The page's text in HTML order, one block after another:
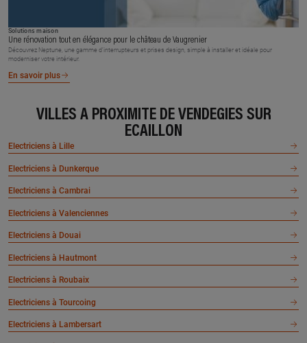
Solutions maison
Une rénovation tout en élégance pour le château de Vaugrenier
Découvrez Neptune, une gamme d’interrupteurs et prises design, simple à installer et idéale pour
moderniser votre intérieur.
En savoir plus
VILLES À PROXIMITÉ DE VENDEGIES SUR
ECAILLON
Electriciens à Lille
Electriciens à Dunkerque
Electriciens à Cambrai
Electriciens à Valenciennes
Electriciens à Douai
Electriciens à Hautmont
Electriciens à Roubaix
Electriciens à Tourcoing
Electriciens à Lambersart